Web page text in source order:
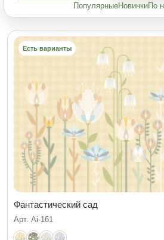
ПопулярныеНовинкиПо
Есть варианты
Фантастический сад
Арт. Ai-161